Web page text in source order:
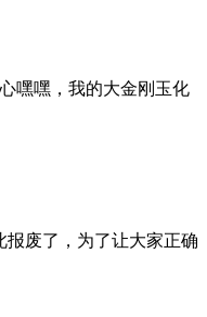
嘿嘿，我的大金刚玉化
废了，为了让大家正确